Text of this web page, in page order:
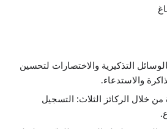
التذكيرية والاختصارات لتحسين
والاستدعاء.
خلال الركائز الثلاث: التسجيل